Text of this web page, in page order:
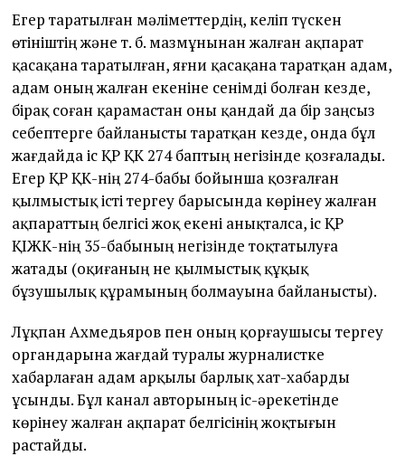
Егер таратылған мәліметтердің, келіп түскен
өтініштің және т. б. мазмұнынан жалған ақпарат
қасақана таратылған, яғни қасақана таратқан адам,
адам оның жалған екеніне сенімді болған кезде,
бірақ соған қарамастан оны қандай да бір заңсыз
себептерге байланысты таратқан кезде, онда бұл
жағдайда іс ҚР ҚК 274 баптың негізінде қозғалады.
Егер ҚР ҚК-нің 274-бабы бойынша қозғалған
қылмыстық істі тергеу барысында көрінеу жалған
ақпараттың белгісі жоқ екені анықталса, іс ҚР
ҚІЖК-нің 35-бабының негізінде тоқтатылуға
жатады (оқиғаның не қылмыстық құқық
бұзушылық құрамының болмауына байланысты).
Лұқпан Ахмедьяров пен оның қорғаушысы тергеу
органдарына жағдай туралы журналистке
хабарлаған адам арқылы барлық хат-хабарды
ұсынды. Бұл канал авторының іс-әрекетінде
көрінеу жалған ақпарат белгісінің жоқтығын
растайды.